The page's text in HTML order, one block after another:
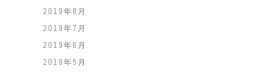
2019年8月
2019年7月
2019年6月
2019年5月